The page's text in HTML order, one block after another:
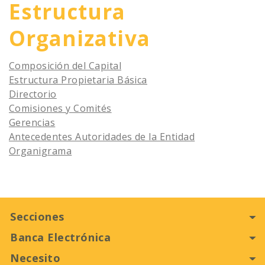
Estructura
Organizativa
Composición del Capital
Estructura Propietaria Básica
Directorio
Comisiones y Comités
Gerencias
Antecedentes Autoridades de la Entidad
Organigrama
Secciones
Personas
Pymes
Banca Electrónica
Home Banking
Necesito